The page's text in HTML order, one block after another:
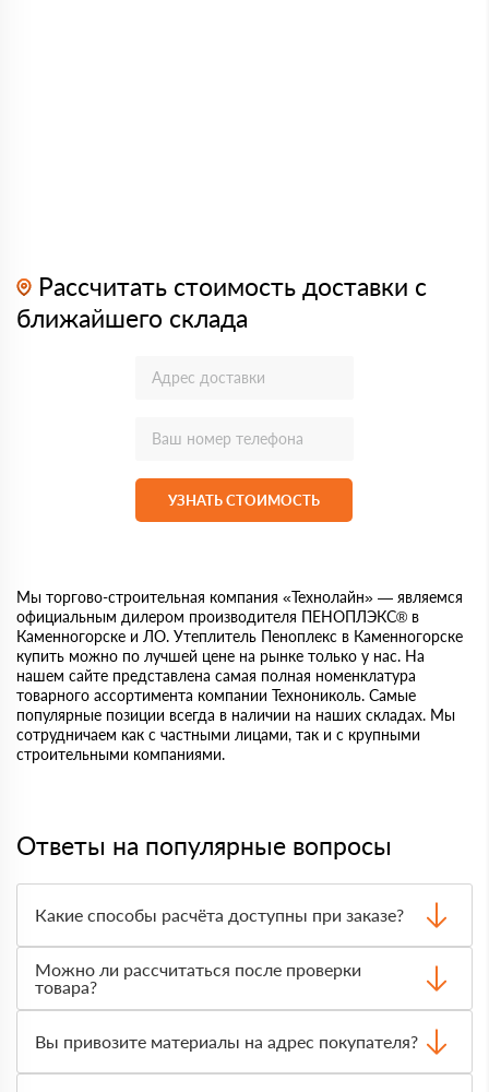
Рассчитать стоимость доставки с
ближайшего склада
УЗНАТЬ СТОИМОСТЬ
Мы торгово-строительная компания «Технолайн» — являемся
официальным дилером производителя ПЕНОПЛЭКС® в
Каменногорске и ЛО. Утеплитель Пеноплекс в Каменногорске
купить можно по лучшей цене на рынке только у нас. На
нашем сайте представлена самая полная номенклатура
товарного ассортимента компании Технониколь. Самые
популярные позиции всегда в наличии на наших складах. Мы
сотрудничаем как с частными лицами, так и с крупными
строительными компаниями.
Ответы на популярные вопросы
Какие способы расчёта доступны при заказе?
счёту. Точный формат оплаты менеджер согласует с
вами до отгрузки.
Можно ли рассчитаться после проверки
товара?
получения. Сначала вы принимаете материал,
проверяете количество и внешний вид, затем
оплачиваете.
Вы привозите материалы на адрес покупателя?